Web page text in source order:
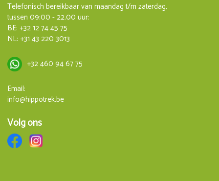
Telefonisch bereikbaar van maandag t/m zaterdag,
tussen 09:00 - 22.00 uur:
BE: +32 12 74 45 75
NL: +31 43 220 3013
+32 460 94 67 75
Email:
info@hippotrek.be
Volg ons